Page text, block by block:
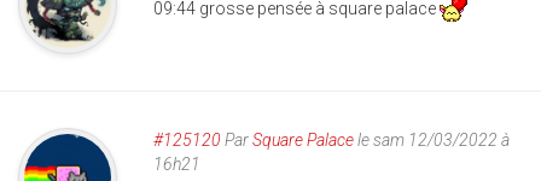
09:44 grosse pensée à square palace
#125120 ParSquare Palacele sam 12/03/2022 à
16h21